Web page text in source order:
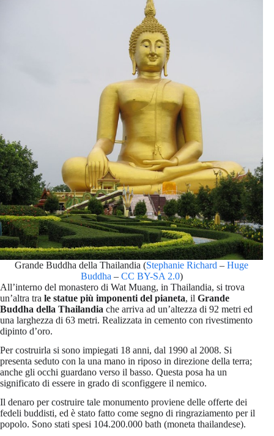
Grande Buddha della Thailandia (Stephanie Richard –Huge
Buddha – CC BY-SA 2.0)
All’interno del monastero di Wat Muang, in Thailandia, si trova
un’altra tra le statue più imponenti del pianeta, il Grande
Buddha della Thailandia che arriva ad un’altezza di 92 metri ed
una larghezza di 63 metri. Realizzata in cemento con rivestimento
dipinto d’oro.
Per costruirla si sono impiegati 18 anni, dal 1990 al 2008. Si
presenta seduto con la una mano in riposo in direzione della terra;
anche gli occhi guardano verso il basso. Questa posa ha un
significato di essere in grado di sconfiggere il nemico.
Il denaro per costruire tale monumento proviene delle offerte dei
fedeli buddisti, ed è stato fatto come segno di ringraziamento per il
popolo. Sono stati spesi 104.200.000 bath (moneta thailandese).